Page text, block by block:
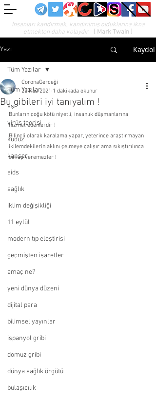
İnsanları kandırmak, kandırılmış olduklarına ikna
etmekten daha kolaydır.
[ Mark Twain ]
Yazı Kaydol
Tüm Yazılar
aşı
virüs teorisi
kuduz
kanser
aids
sağlık
iklim değişikliği
11 eylül
modern tıp eleştirisi
geçmişten işaretler
amaç ne?
yeni dünya düzeni
dijital para
bilimsel yayınlar
ispanyol gribi
domuz gribi
dünya sağlık örgütü
bulaşıcılık
Tüm Yazılar
Bu gibileri iyi tanıyalım !
CoronaGerçeği
23 Kas 2021 1 dakikada okunur
Bunların çoğu kötü niyetli, insanlık düşmanlarına
hizmet edenlerdir !
Bilinçli olarak karalama yapar, yeterince araştırmayan
ikilemdekilerin aklını çelmeye çalışır ama sıkıştırılınca
cevap veremezler !